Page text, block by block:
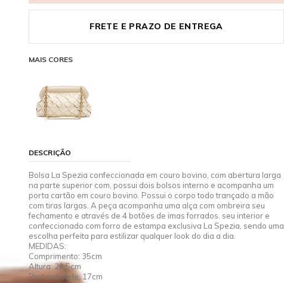
FRETE E PRAZO DE ENTREGA
MAIS CORES
DESCRIÇÃO
Bolsa La Spezia confeccionada em couro bovino, com abertura larga
na parte superior com, possui dois bolsos interno e acompanha um
porta cartão em couro bovino. Possui o corpo todo trançado a mão
com tiras largas. A peça acompanha uma alça com ombreira seu
fechamento e através de 4 botões de imas forrados. seu interior e
confeccionado com forro de estampa exclusiva La Spezia, sendo uma
escolha perfeita para estilizar qualquer look do dia a dia.
MEDIDAS:
Comprimento: 35cm
Altura: 20,5cm
Profundidade: 17cm